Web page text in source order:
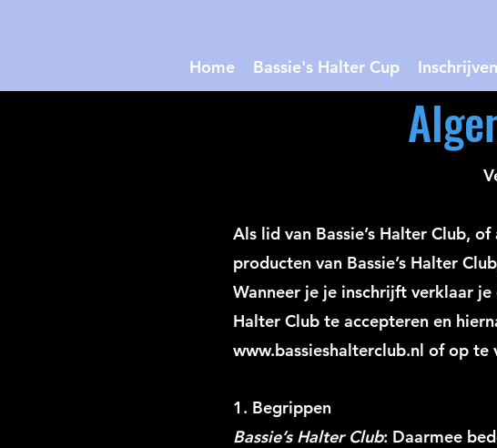
Home Bassie's Halter Cup Inschrijven
Als lid van Bassie’s Halter Club,
producten van Bassie’s Halter
Wanneer je je inschrijft verklaar je
Halter Club te accepteren en
www.bassieshalterclub.nl of op te
1. Begrippen
Bassie’s Halter Club: Daarmee